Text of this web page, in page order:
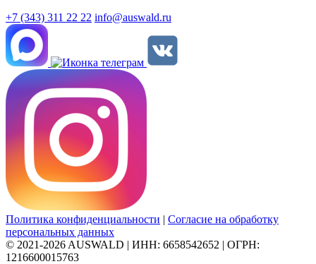
+7 (343) 311 22 22 info@auswald.ru
Политика конфиденциальности | Согласие на обработку
персональных данных
© 2021-2026 AUSWALD | ИНН: 6658542652 | ОГРН:
1216600015763